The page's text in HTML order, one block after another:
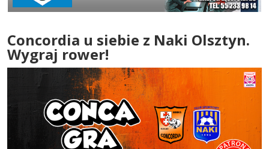
Concordia u siebie z Naki Olsztyn.
Wygraj rower!